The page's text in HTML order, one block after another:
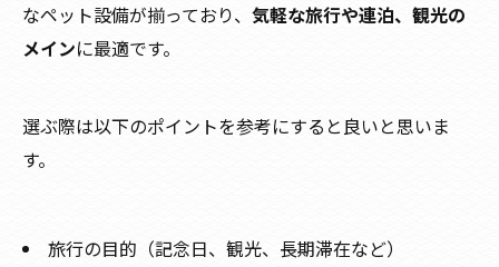
なペット設備が揃っており、 気軽な旅行や連泊、観光の
メインに最適です。
選ぶ際は以下のポイントを参考にすると良いと思いま
す。
旅行の目的（記念日、観光、長期滞在など）